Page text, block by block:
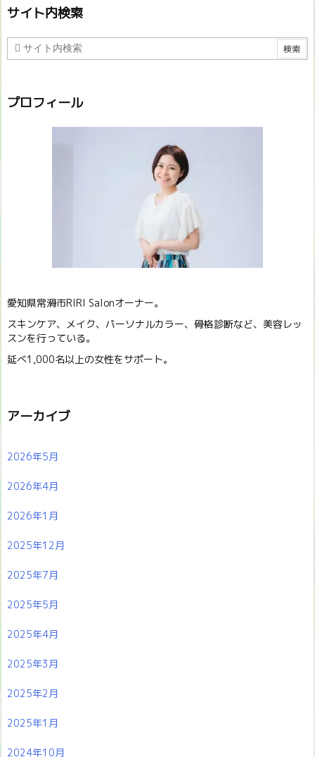
サイト内検索
プロフィール
愛知県常滑市RIRI Salonオーナー。
スキンケア、メイク、パーソナルカラー、骨格診断など、美容レッ
スンを行っている。
延べ1,000名以上の女性をサポート。
アーカイブ
2026年5月
2026年4月
2026年1月
2025年12月
2025年7月
2025年5月
2025年4月
2025年3月
2025年2月
2025年1月
2024年10月